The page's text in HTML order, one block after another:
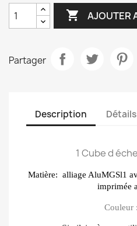
 AJOUTER
Partager
Description
1 Cube d
Matière: alliage AluMGSl1
imprimée
Couleur